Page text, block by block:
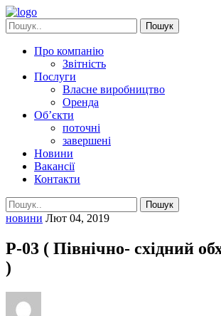
Пошук
Про компанiю
Звітність
Послуги
Власне виробництво
Оренда
Об’єкти
поточні
завершені
Новини
Вакансії
Контакти
Пошук
новини Лют 04, 2019
Р-03 ( Північно- східний
)